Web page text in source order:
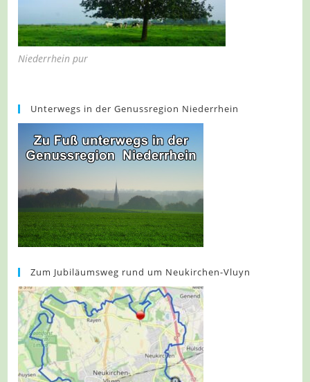
Niederrhein pur
Unterwegs in der Genussregion Niederrhein
Zum Jubiläumsweg rund um Neukirchen-Vluyn